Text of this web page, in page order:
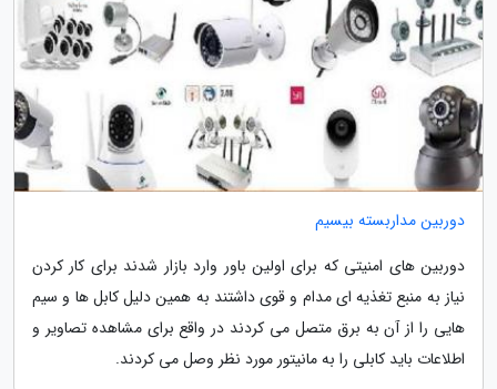
دوربین مداربسته بیسیم
دوربین های امنیتی که برای اولین باور وارد بازار شدند برای کار کردن
نیاز به منبع تغذیه ای مدام و قوی داشتند به همین دلیل کابل ها و سیم
هایی را از آن به برق متصل می کردند در واقع برای مشاهده تصاویر و
اطلاعات باید کابلی را به مانیتور مورد نظر وصل می کردند.